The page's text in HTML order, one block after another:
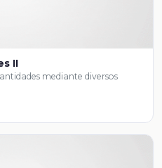
II
mediante diversos